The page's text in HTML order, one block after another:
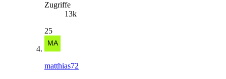
Zugriffe
13k
25
matthias72